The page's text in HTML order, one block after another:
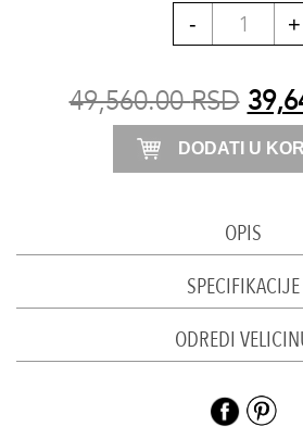
Kaput
wool
sivi
49,560.00RSD
DODATI U
OPIS
SPECIFIKACIJE
ODREDI